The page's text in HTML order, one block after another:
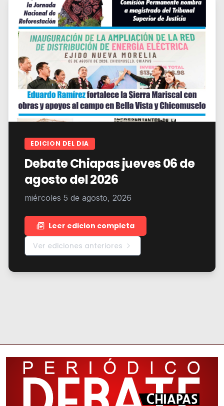
EDICION DEL DIA
Debate Chiapas jueves 06 de
agosto del 2026
miércoles 5 de agosto, 2026
Leer edicion completa
Ver ediciones anteriores